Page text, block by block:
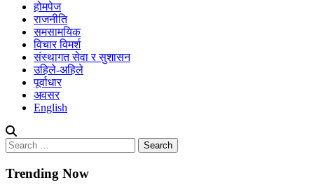
होमपेज
राजनीति
समसामयिक
विचार विमर्श
संस्थागत सेवा र सुशासन
उहिले-अहिले
पूर्वाधार
अवसर
English
Search
for:
Trending Now